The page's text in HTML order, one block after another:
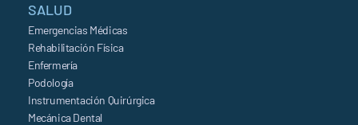
SALUD
Emergencias Médicas
Rehabilitación Física
Enfermería
Podología
Instrumentación Quirúrgica
Mecánica Dental